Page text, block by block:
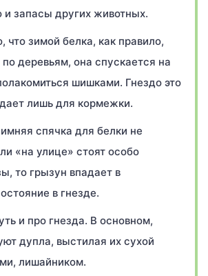
и запасы других животных.
что зимой белка, как правило,
деревьям, она спускается на
шишками. Гнездо это
лишь для кормежки.
спячка для белки не
«на улице» стоят особо
то грызун впадает в
в гнезде.
и про гнезда. В основном,
дупла, выстилая их сухой
лишайником.